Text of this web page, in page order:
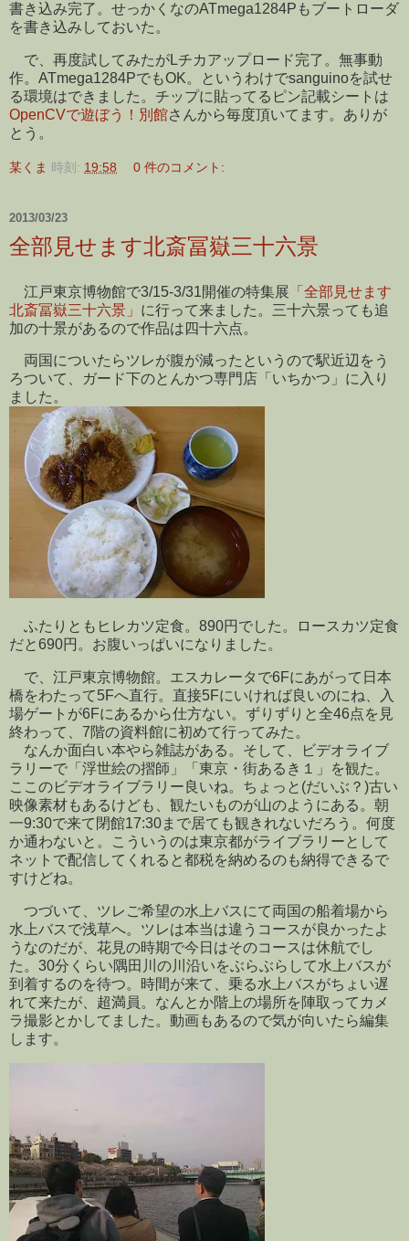
書き込み完了。せっかくなのATmega1284Pもブートローダ
を書き込みしておいた。
で、再度試してみたがLチカアップロード完了。無事動
作。ATmega1284PでもOK。というわけでsanguinoを試せ
る環境はできました。チップに貼ってるピン記載シートは
OpenCVで遊ぼう！別館さんから毎度頂いてます。ありが
とう。
某くま 時刻: 19:58 0 件のコメント:
2013/03/23
全部見せます北斎冨嶽三十六景
江戸東京博物館で3/15-3/31開催の特集展 「全部見せます
北斎冨嶽三十六景」 に行って来ました。三十六景っても追
加の十景があるので作品は四十六点。
両国についたらツレが腹が減ったというので駅近辺をう
ろついて、ガード下のとんかつ専門店「いちかつ」に入り
ました。
ふたりともヒレカツ定食。890円でした。ロースカツ定食
だと690円。お腹いっぱいになりました。
で、江戸東京博物館。エスカレータで6Fにあがって日本
橋をわたって5Fへ直行。直接5Fにいければ良いのにね、入
場ゲートが6Fにあるから仕方ない。ずりずりと全46点を見
終わって、7階の資料館に初めて行ってみた。
なんか面白い本やら雑誌がある。そして、ビデオライブ
ラリーで「浮世絵の摺師」「東京・街あるき１」を観た。
ここのビデオライブラリー良いね。ちょっと(だいぶ？)古い
映像素材もあるけども、観たいものが山のようにある。朝
一9:30で来て閉館17:30まで居ても観きれないだろう。何度
か通わないと。こういうのは東京都がライブラリーとして
ネットで配信してくれると都税を納めるのも納得できるで
すけどね。
つづいて、ツレご希望の水上バスにて両国の船着場から
水上バスで浅草へ。ツレは本当は違うコースが良かったよ
うなのだが、花見の時期で今日はそのコースは休航でし
た。30分くらい隅田川の川沿いをぶらぶらして水上バスが
到着するのを待つ。時間が来て、乗る水上バスがちょい遅
れて来たが、超満員。なんとか階上の場所を陣取ってカメ
ラ撮影とかしてました。動画もあるので気が向いたら編集
します。